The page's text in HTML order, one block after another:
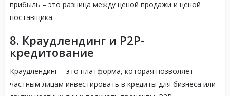
прибыль – это разница между ценой продажи и ценой
поставщика.
8. Краудлендинг и P2P-
кредитование
Краудлендинг – это платформа, которая позволяет
частным лицам инвестировать в кредиты для бизнеса или